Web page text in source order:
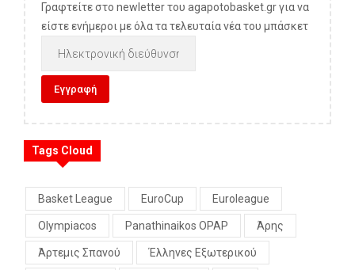
Γραφτείτε στο newletter του agapotobasket.gr για να
είστε ενήμεροι με όλα τα τελευταία νέα του μπάσκετ
Tags Cloud
Basket League EuroCup Euroleague
Olympiacos Panathinaikos OPAP Άρης
Άρτεμις Σπανού Έλληνες Εξωτερικού